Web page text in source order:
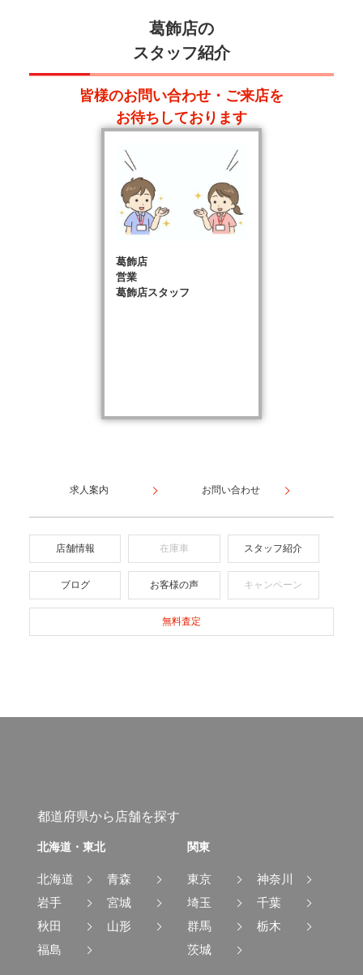
葛飾店の
スタッフ紹介
皆様のお問い合わせ・ご来店を
お待ちしております
葛飾店
営業
葛飾店スタッフ
求人案内 お問い合わせ
店舗情報 在庫車 スタッフ紹介
ブログ お客様の声 キャンペーン
無料査定
都道府県から店舗を探す
北海道・東北
北海道
青森
岩手
宮城
秋田
山形
福島
関東
東京
神奈川
埼玉
千葉
群馬
栃木
茨城